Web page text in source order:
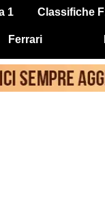
1 Classifiche
Ferrari